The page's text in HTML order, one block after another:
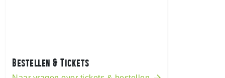
Bestellen & Tickets